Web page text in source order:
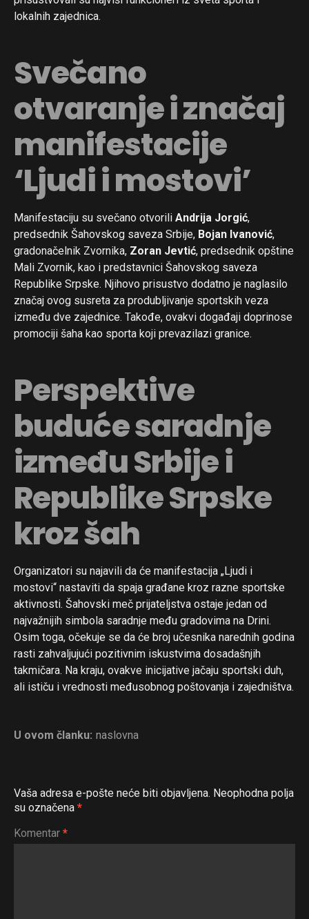
lokalnih zajednica.
Svečano
otvaranje i značaj
manifestacije
‘Ljudi i mostovi’
Manifestaciju su svečano otvorili Andrija Jorgić,
predsednik Šahovskog saveza Srbije, Bojan Ivanović,
gradonačelnik Zvornika, Zoran Jevtić, predsednik opštine
Mali Zvornik, kao i predstavnici Šahovskog saveza
Republike Srpske. Njihovo prisustvo dodatno je naglasilo
značaj ovog susreta za produbljivanje sportskih veza
između dve zajednice. Takođe, ovakvi događaji doprinose
promociji šaha kao sporta koji prevazilazi granice.
Perspektive
buduće saradnje
između Srbije i
Republike Srpske
kroz šah
Organizatori su najavili da će manifestacija „Ljudi i
mostovi“ nastaviti da spaja građane kroz razne sportske
aktivnosti. Šahovski meč prijateljstva ostaje jedan od
najvažnijih simbola saradnje među gradovima na Drini.
Osim toga, očekuje se da će broj učesnika narednih godina
rasti zahvaljujući pozitivnim iskustvima dosadašnjih
takmičara. Na kraju, ovakve inicijative jačaju sportski duh,
ali ističu i vrednosti međusobnog poštovanja i zajedništva.
U ovom članku: naslovna
Vaša adresa e-pošte neće biti objavljena. Neophodna polja
su označena *
Komentar *